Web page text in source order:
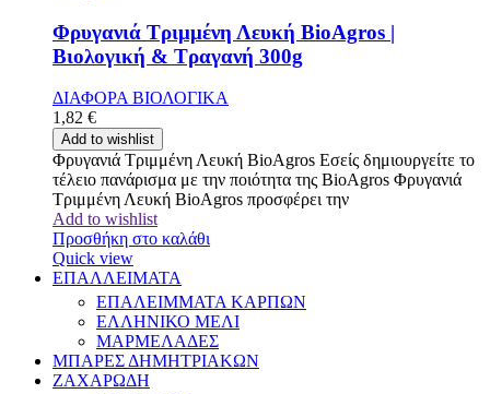
Φρυγανιά Τριμμένη Λευκή BioAgros |
Βιολογική & Τραγανή 300g
ΔΙΑΦΟΡΑ ΒΙΟΛΟΓΙΚΑ
1,82 €
Add to wishlist
Φρυγανιά Τριμμένη Λευκή BioAgros Εσείς δημιουργείτε το
τέλειο πανάρισμα με την ποιότητα της BioAgros Φρυγανιά
Τριμμένη Λευκή BioAgros προσφέρει την
Add to wishlist
Προσθήκη στο καλάθι
Quick view
ΕΠΑΛΛΕΙΜΑΤΑ
ΕΠΑΛΕΙΜΜΑΤΑ ΚΑΡΠΩΝ
ΕΛΛΗΝΙΚΟ ΜΕΛΙ
ΜΑΡΜΕΛΑΔΕΣ
ΜΠΑΡΕΣ ΔΗΜΗΤΡΙΑΚΩΝ
ΖΑΧΑΡΩΔΗ